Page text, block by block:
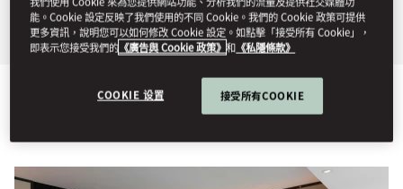
相連客房和家庭客房 行政禮遇
能。Cookie 設定反映了我們使用的不同 Cookie。我們的 Cookie 政策可提供
更多資訊，說明您可以如何修改 Cookie 設定。如點擊「接受所有 Cookie」，
即表示您接受我們的 《廣告與 Cookie 政策》 和 《私隱條款》
COOKIE 设置 接受所有COOKIE